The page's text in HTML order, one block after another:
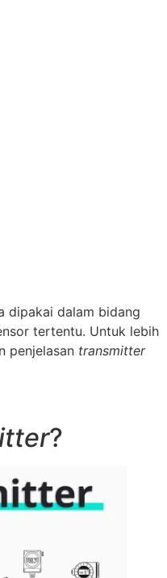
dipakai dalam bidang
tertentu. Untuk lebih
penjelasan transmitter
?